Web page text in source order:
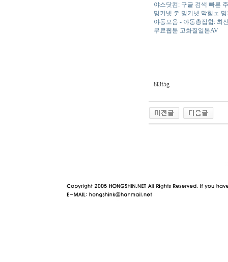
야스닷컴: 구글 검색 빠른
밍키넷 テ 밍키넷 막힘ェ
야동모음 - 야동총집합: 최
무료웹툰 고화질일본AV
8l3f5g